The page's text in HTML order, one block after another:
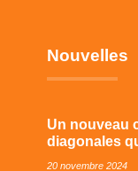
Nouvelles
Un nouveau
diagonales
20 novembre 2024